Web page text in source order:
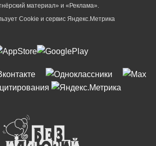
материал» и «Реклама».
Cookie и сервиc Яндекс.Метрика